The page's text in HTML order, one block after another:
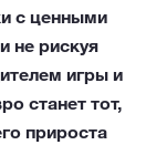
с ценными
не рискуя
игры и
станет тот,
прироста